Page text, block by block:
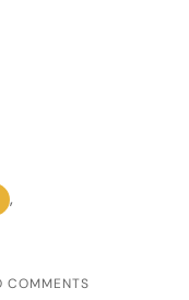
,
COMMENTS